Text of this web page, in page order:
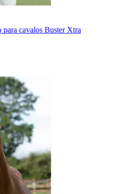
para cavalos Buster Xtra